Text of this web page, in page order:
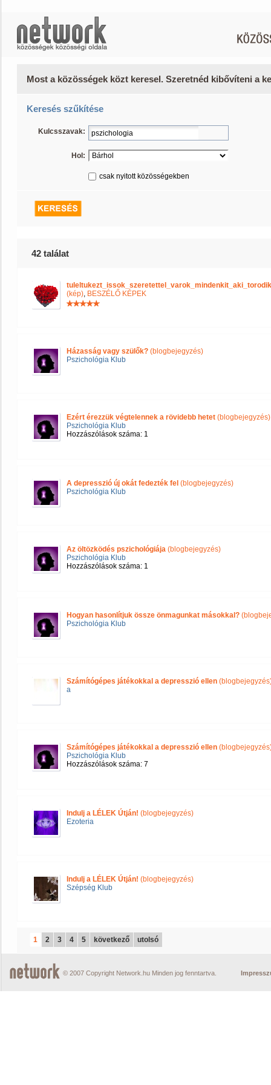
Most a közösségek közt keresel. Szeretnéd kibővíteni a
Keresés szűkítése
Kulcsszavak:
Hol:
csak nyitott közösségekben
42 találat
(kép), BESZÉLŐ KÉPEK
Házasság vagy szülők? (blogbejegyzés)
Pszichológia Klub
Ezért érezzük végtelennek a rövidebb hetet (blogbejegyzés)
Pszichológia Klub
Hozzászólások száma: 1
A depresszió új okát fedezték fel (blogbejegyzés)
Pszichológia Klub
Az öltözködés pszichológiája (blogbejegyzés)
Pszichológia Klub
Hozzászólások száma: 1
Hogyan hasonlítjuk össze önmagunkat másokkal?
Pszichológia Klub
Számítógépes játékokkal a depresszió ellen
a
Számítógépes játékokkal a depresszió ellen
Pszichológia Klub
Hozzászólások száma: 7
Indulj a LÉLEK Útján! (blogbejegyzés)
Ezoteria
Indulj a LÉLEK Útján! (blogbejegyzés)
Szépség Klub
1 2 3 4 5 következő utolsó
© 2007 Copyright Network.hu Minden jog fenntartva.